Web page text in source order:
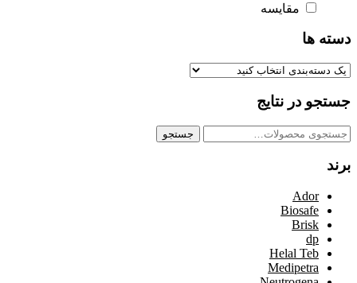
مقایسه
دسته ها
جستجو در نتایج
جستجو
جستجو
برند
Ador
Biosafe
Brisk
dp
Helal Teb
Medipetra